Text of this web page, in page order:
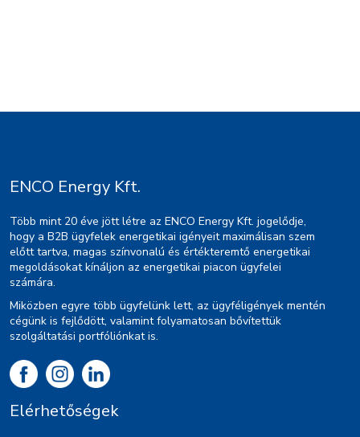
ENCO Energy Kft.
Több mint 20 éve jött létre az ENCO Energy Kft. jogelődje,
hogy a B2B ügyfelek energetikai igényeit maximálisan szem
előtt tartva, magas színvonalú és értékteremtő energetikai
megoldásokat kínáljon az energetikai piacon ügyfelei
számára.
Miközben egyre több ügyfelünk lett, az ügyféligények mentén
cégünk is fejlődött, valamint folyamatosan bővítettük
szolgáltatási portfóliónkat is.
Elérhetőségek